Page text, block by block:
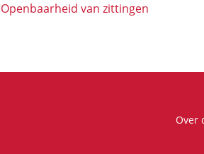
Openbaarheid van zittingen
Over